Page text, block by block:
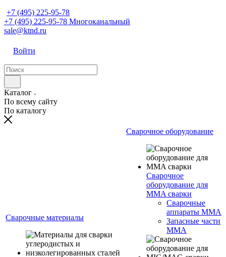
+7 (495) 225-95-78
+7 (495) 225-95-78 Многоканальный
sale@ktnd.ru
Войти
Каталог
По всему сайту
По каталогу
Сварочные материалы
Сварочное оборудование
Сварочное
оборудование для
MMA сварки
Сварочные
аппараты MMA
Запасные части
MMA